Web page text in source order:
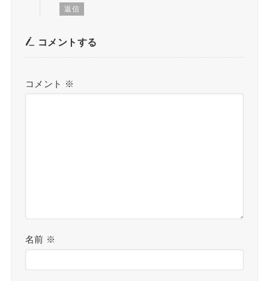
返信
コメントする
コメント ※
名前 ※